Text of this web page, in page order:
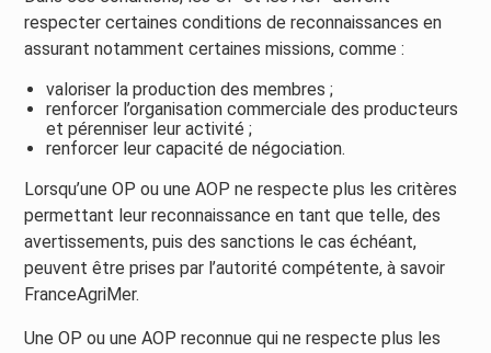
respecter certaines conditions de reconnaissances en
assurant notamment certaines missions, comme :
valoriser la production des membres ;
renforcer l’organisation commerciale des producteurs
et pérenniser leur activité ;
renforcer leur capacité de négociation.
Lorsqu’une OP ou une AOP ne respecte plus les critères
permettant leur reconnaissance en tant que telle, des
avertissements, puis des sanctions le cas échéant,
peuvent être prises par l’autorité compétente, à savoir
FranceAgriMer.
Une OP ou une AOP reconnue qui ne respecte plus les